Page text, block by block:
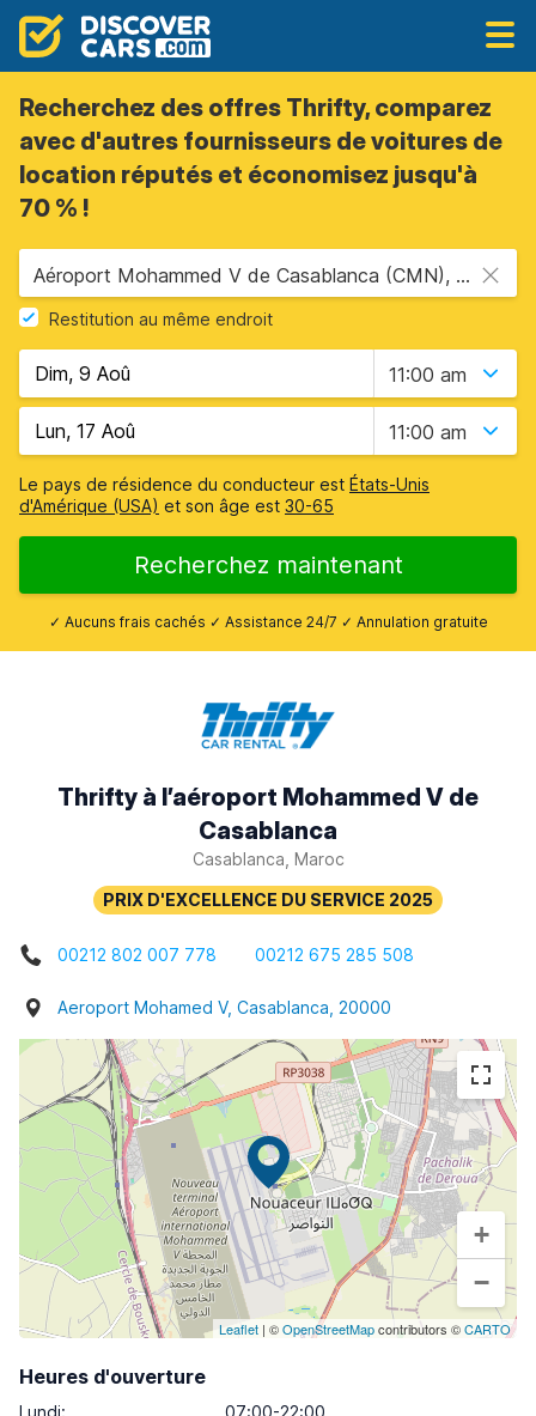
Recherchez des offres Thrifty, comparez
avec d'autres fournisseurs de voitures de
location réputés et économisez jusqu'à
70 % !
Aéroport Mohammed V de Casablanca (CMN), Casablanca, Maroc
Restitution au même endroit
11:00 am
11:00 am
Le pays de résidence du conducteur est États-Unis
d'Amérique (USA) et son âge est 30-65
Recherchez maintenant
✓ Aucuns frais cachés ✓ Assistance 24/7 ✓ Annulation gratuite
Thrifty à l’aéroport Mohammed V de
Casablanca
Casablanca, Maroc
00212 802 007 778 00212 675 285 508
Aeroport Mohamed V, Casablanca, 20000
+
−
Leaflet | ©OpenStreetMapcontributors ©CARTO
Heures d'ouverture
Lundi:
07:00-22:00